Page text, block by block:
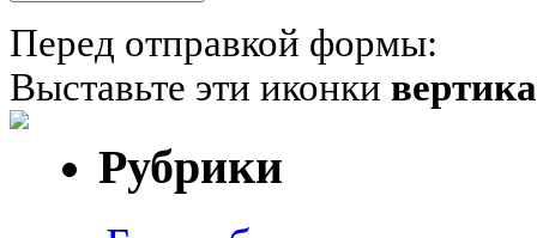
Перед отправкой формы:
Выставьте эти иконки
Рубрики